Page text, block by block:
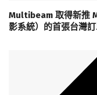
Multibeam 取得新推
影系統）的首張台灣